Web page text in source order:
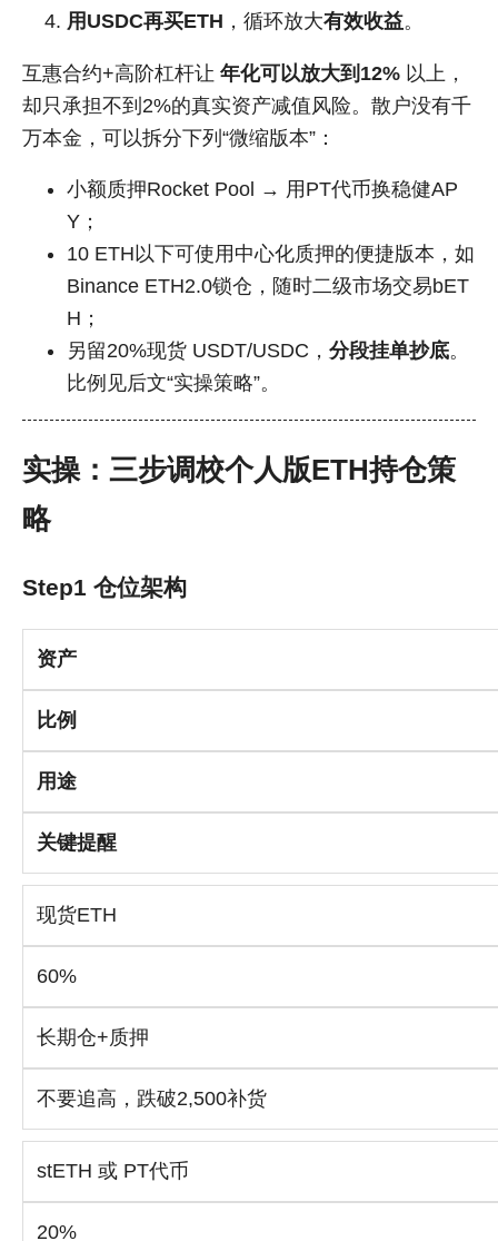
用USDC再买ETH ，循环放大有效收益。
互惠合约+高阶杠杆让 年化可以放大到12% 以上，
却只承担不到2%的真实资产减值风险。散户没有千
万本金，可以拆分下列“微缩版本”：
小额质押Rocket Pool → 用PT代币换稳健AP
Y；
10 ETH以下可使用中心化质押的便捷版本，如
Binance ETH2.0锁仓，随时二级市场交易bET
H；
另留20%现货 USDT/USDC， 分段挂单抄底。
比例见后文“实操策略”。
实操：三步调校个人版ETH持仓策
略
Step1 仓位架构
资产
比例
用途
关键提醒
现货ETH
60%
长期仓+质押
不要追高，跌破2,500补货
stETH 或 PT代币
20%